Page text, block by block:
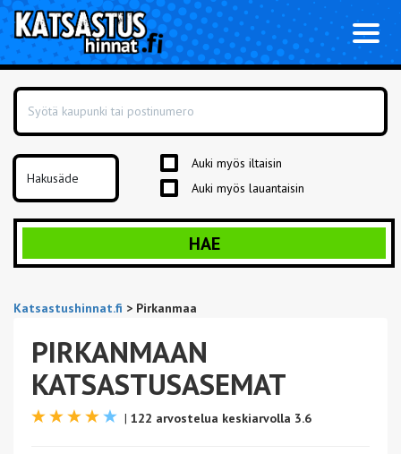
Auki myös iltaisin
Auki myös lauantaisin
HAE
Katsastushinnat.fi > Pirkanmaa
PIRKANMAAN
KATSASTUSASEMAT
| 122 arvostelua keskiarvolla 3.6